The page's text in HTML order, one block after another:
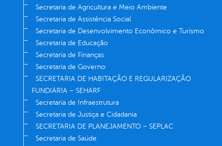
Secretaria de Agricultura e Meio Ambiente
Secretaria de Assistência Social
Secretaria de Desenvolvimento Econômico e Turismo
Secretaria de Educação
Secretaria de Finanças
Secretaria de Governo
SECRETARIA DE HABITAÇÃO E REGULARIZAÇÃO
FUNDIÁRIA – SEHARF
Secretaria de Infraestrutura
Secretaria de Justiça e Cidadania
SECRETARIA DE PLANEJAMENTO – SEPLAC
Secretaria de Saúde